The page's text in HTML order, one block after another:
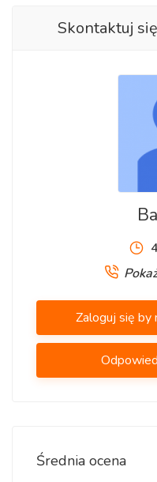
Naprawa.
wyprostowanie i
Podniesieniei prostowanie
Naprawa,podnoszenie
Cennik, Tel.504-746-203
http://
Wrocław,Osobowice,
Pole,
Klecina, Brochów,
św.Wawrzyńca, Rodziny,
Skontaktuj
Zaloguj się by
Średnia ocena